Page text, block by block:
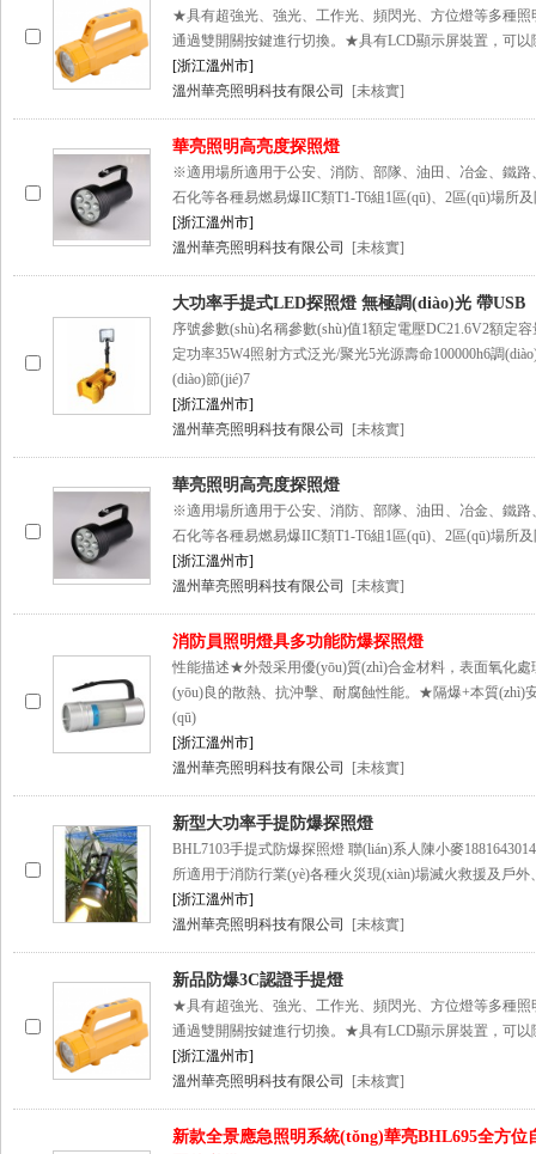
★具有超強光、強光、工作光、頻閃光、方位燈等多種照
通過雙開關按鍵進行切換。★具有LCD顯示屏裝置，可以
[浙江溫州市]
溫州華亮照明科技有限公司
[未核實]
華亮照明高亮度探照燈
※適用場所適用于公安、消防、部隊、油田、冶金、鐵路
石化等各種易燃易爆IIC類T1-T6組1區(qū)、2區(qū)場所
[浙江溫州市]
溫州華亮照明科技有限公司
[未核實]
大功率手提式LED探照燈 無極調(diào)光 帶USB
序號參數(shù)名稱參數(shù)值1額定電壓DC21.6V2額定
定功率35W4照射方式泛光/聚光5光源壽命100000h6調
(diào)節(jié)7
[浙江溫州市]
溫州華亮照明科技有限公司
[未核實]
華亮照明高亮度探照燈
※適用場所適用于公安、消防、部隊、油田、冶金、鐵路
石化等各種易燃易爆IIC類T1-T6組1區(qū)、2區(qū)場所
[浙江溫州市]
溫州華亮照明科技有限公司
[未核實]
消防員照明燈具多功能防爆探照燈
性能描述★外殼采用優(yōu)質(zhì)合金材料，表面氧化處
(yōu)良的散熱、抗沖擊、耐腐蝕性能。★隔爆+本質(zhì)
(qū)
[浙江溫州市]
溫州華亮照明科技有限公司
[未核實]
新型大功率手提防爆探照燈
BHL7103手提式防爆探照燈 聯(lián)系人陳小麥
所適用于消防行業(yè)各種火災現(xiàn)場滅火救援及戶
[浙江溫州市]
溫州華亮照明科技有限公司
[未核實]
新品防爆3C認證手提燈
★具有超強光、強光、工作光、頻閃光、方位燈等多種照
通過雙開關按鍵進行切換。★具有LCD顯示屏裝置，可以
[浙江溫州市]
溫州華亮照明科技有限公司
[未核實]
新款全景應急照明系統(tǒng)華亮BHL695全方位